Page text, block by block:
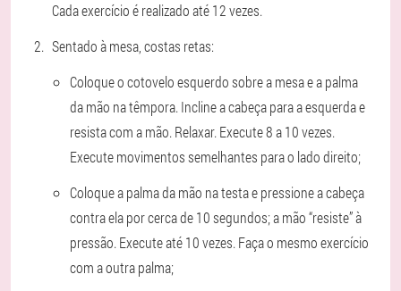
Cada exercício é realizado até 12 vezes.
Sentado à mesa, costas retas:
Coloque o cotovelo esquerdo sobre a mesa e a palma
da mão na têmpora. Incline a cabeça para a esquerda e
resista com a mão. Relaxar. Execute 8 a 10 vezes.
Execute movimentos semelhantes para o lado direito;
Coloque a palma da mão na testa e pressione a cabeça
contra ela por cerca de 10 segundos; a mão “resiste” à
pressão. Execute até 10 vezes. Faça o mesmo exercício
com a outra palma;